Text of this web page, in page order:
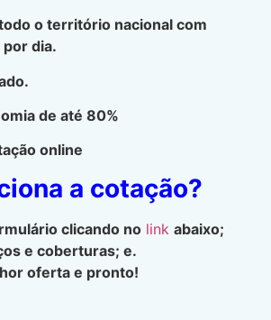
o território nacional com
dia.
de até 80%
online
a cotação?
clicando no link abaixo;
e coberturas; e.
oferta e pronto!